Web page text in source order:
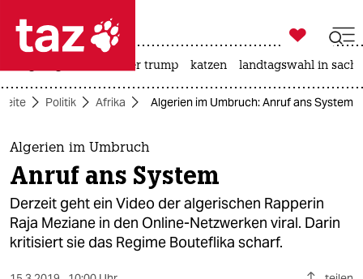
 taz zahl ich
taz zahl ich
themen
politik
öko

taz zahl ich
usa unter trump katzen landtagswahl in
Politik Afrika Algerien im Umbruch: Anruf ans System
Algerien im Umbruch
Anruf ans System
Derzeit geht ein Video der algerischen Rapperin
Raja Meziane in den Online-Netzwerken viral. Darin
kritisiert sie das Regime Bouteflika scharf.